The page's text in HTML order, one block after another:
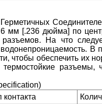
мм [.236 дюйма] по
разъемов. На что
чтобы обеспечить их
термостойкие
контакта